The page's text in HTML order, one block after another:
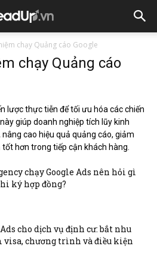
chạy Quảng cáo Google
chạy Quảng cáo
lược thực tiễn để tối ưu hóa các chiến
giúp doanh nghiệp tích lũy kinh
cao hiệu quả quảng cáo, giảm
hơn trong tiếp cận khách hàng.
chạy Google Ads nên hỏi gì
ký hợp đồng?
cho dịch vụ định cư: bắt nhu
visa, chương trình và điều kiện